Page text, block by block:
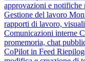
approvazioni e notifiche
Gestione del lavoro
rapporti di lavoro,
Comunicazioni interne
promemoria, chat
CoPilot in Feed